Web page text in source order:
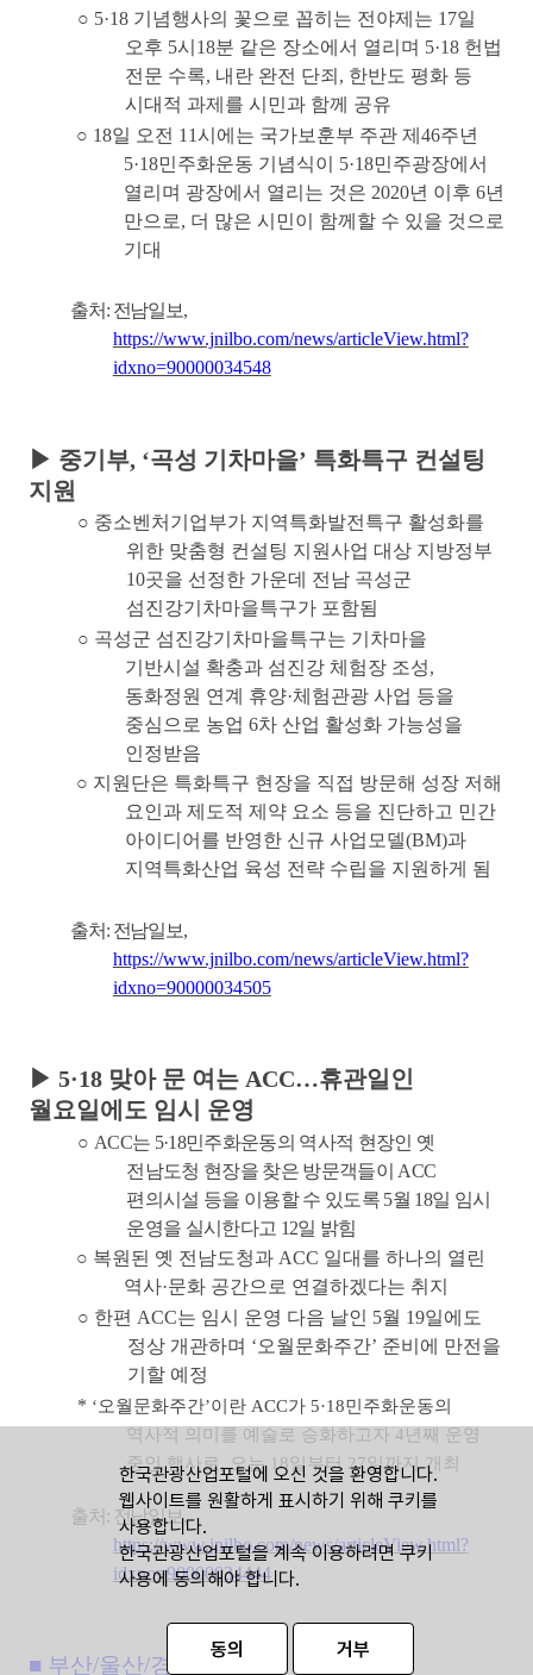
○ 5·18 기념행사의 꽃으로 꼽히는 전야제는 17일
오후 5시 18분 같은 장소에서 열리며 5·18 헌법
전문 수록, 내란 완전 단죄 , 한반도 평화 등
시대적 과제를 시민과 함께 공유
○ 18일 오전 11시에는 국가보훈부 주관 제 46주년
5·18민주화운동 기념식이 5·18민주광장에서
열리며 광장에서 열리는 것은 2020년 이후6년
만으로, 더 많은 시민이 함께할 수 있을 것으로
기대
출처: 전남일보,
https://www.jnilbo.com/news/articleView.html?
idxno=90000034548
▶ 중기부, ‘곡성 기차마을’ 특화특구 컨설팅
지원
○ 중소벤처기업부가 지역특화발전특구 활성화를
위한 맞춤형 컨설팅 지원사업 대상 지방정부
10곳을 선정한 가운데 전남 곡성군
섬진강기차마을특구가 포함됨
○ 곡성군 섬진강기차마을특구는 기차마을
기반시설 확충과 섬진강 체험장 조성,
동화정원 연계 휴양·체험관광 사업 등을
중심으로 농업6차 산업 활성화 가능성을
인정받음
○ 지원단은 특화특구 현장을 직접 방문해 성장 저해
요인과 제도적 제약 요소 등을 진단하고 민간
아이디어를 반영한 신규 사업모델(BM)과
지역특화산업 육성 전략 수립을 지원하게 됨
출처: 전남일보,
https://www.jnilbo.com/news/articleView.html?
idxno=90000034505
▶ 5·18 맞아 문 여는 ACC…휴관일인
월요일에도 임시 운영
○ ACC는 5·18민주화운동의 역사적 현장인 옛
전남도청 현장을 찾은 방문객들이 ACC
편의시설 등을 이용할 수 있도록 5월 18일 임시
운영을 실시한다고 12일 밝힘
○ 복원된 옛 전남도청과 ACC 일대를 하나의 열린
역사·문화 공간으로 연결하겠다는 취지
○ 한편 ACC는 임시 운영 다음 날인 5월 19일에도
정상 개관하며 ‘오월문화주간’ 준비에 만전을
기할 예정
* ‘오월문화주간’이란 ACC가 5·18민주화운동의
역사적 의미를 예술로 승화하고자 4년째 운영
중인 행사로 , 오는 18일부터 27일까지 개최
출처 : 전남일보,
https://www.jnilbo.com/news/articleView.html?
idxno=90000034444
■ 부산/울산/경남
한국관광산업포털에 오신 것을 환영합니다.
웹사이트를 원활하게 표시하기 위해 쿠키를
사용합니다.
한국관광산업포털을 계속 이용하려면 쿠키
사용에 동의해야 합니다.
동의 거부